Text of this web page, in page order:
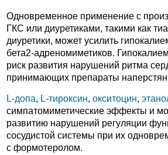
Одновременное применение с
ГКС или диуретиками, такими как
диуретики, может усилить
бета2-адреномиметиков.
риск развития нарушений ритма
принимающих препараты
L-допа, L-тироксин, окситоцин,
симпатомиметические эффекты и
развитию нарушений регуляции
сосудистой системы при их
с формотеролом.